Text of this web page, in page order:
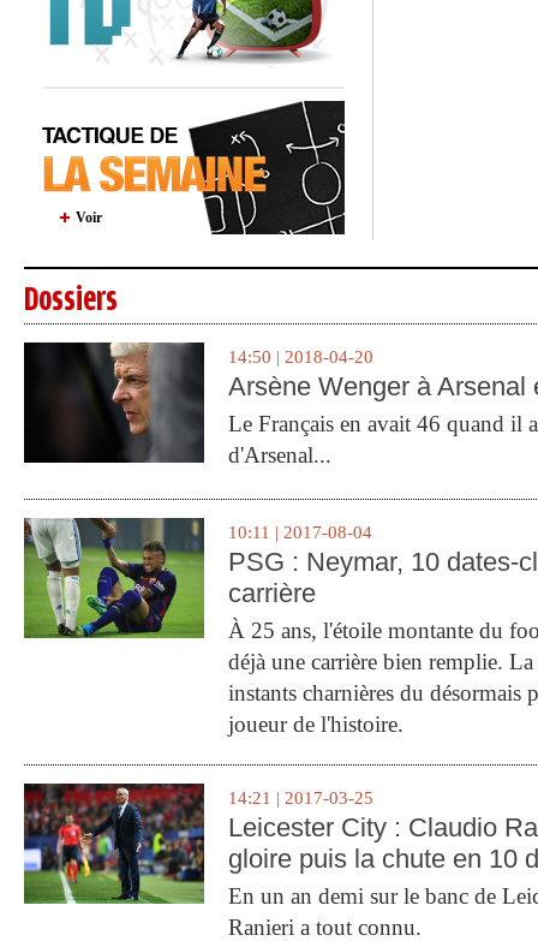
Voir
Dossiers
14:50 | 2018-04-20
Arsène Wenger à Arsenal
Le Français en avait 46 quand il
d'Arsenal...
10:11 | 2017-08-04
PSG : Neymar, 10 dates-
carrière
À 25 ans, l'étoile montante du
déjà une carrière bien remplie.
instants charnières du désormais
joueur de l'histoire.
14:21 | 2017-03-25
Leicester City : Claudio
gloire puis la chute en 10
En un an demi sur le banc de
Ranieri a tout connu.